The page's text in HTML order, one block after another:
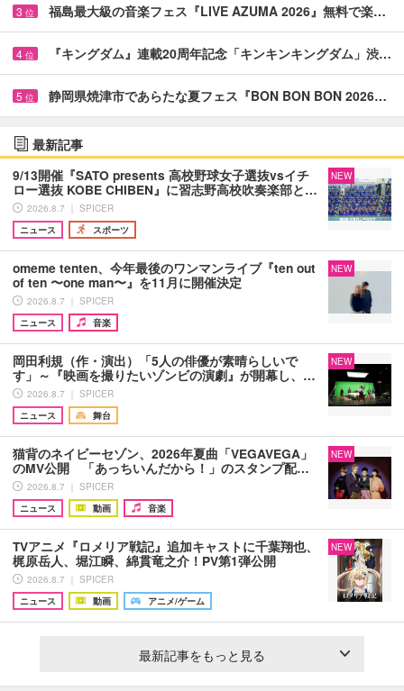
3 位 福島最大級の音楽フェス『LIVE AZUMA 2026』無料で楽…
4 位 『キングダム』連載20周年記念「キンキンキングダム」渋…
5 位 静岡県焼津市であらたな夏フェス『BON BON BON 2026…
最新記事
9/13開催『SATO presents 高校野球女子選抜vsイチ
ロー選抜 KOBE CHIBEN』に習志野高校吹奏楽部と…
2026.8.7 ｜ SPICER
ニュース
スポーツ
NEW
omeme tenten、今年最後のワンマンライブ『ten out
of ten 〜one man〜』を11月に開催決定
2026.8.7 ｜ SPICER
ニュース
音楽
NEW
岡田利規（作・演出）「5人の俳優が素晴らしいで
す」～『映画を撮りたいゾンビの演劇』が開幕し、…
2026.8.7 ｜ SPICER
ニュース
舞台
NEW
猫背のネイビーセゾン、2026年夏曲「VEGAVEGA」
のMV公開 「あっちいんだから！」のスタンプ配…
2026.8.7 ｜ SPICER
ニュース
動画 音楽
NEW
TVアニメ『ロメリア戦記』追加キャストに千葉翔也、
梶原岳人、堀江瞬、綿貫竜之介！PV第1弾公開
2026.8.7 ｜ SPICER
ニュース
動画 アニメ/ゲーム
NEW
最新記事をもっと見る